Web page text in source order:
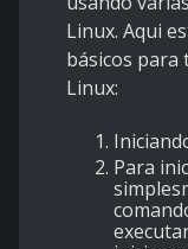
Linux. Aqui
básicos para
Linux:
Para